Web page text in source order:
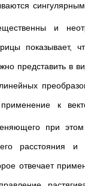
и
показывает,
представить в
к
при
расстояния и
отвечает